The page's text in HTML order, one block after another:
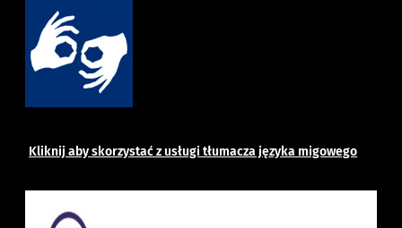
Kliknij aby skorzystać z usługi tłumacza języka migowego